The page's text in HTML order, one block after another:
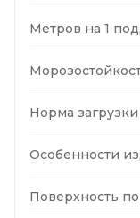
Метров на 1
Норма
Особенности
Поверхность